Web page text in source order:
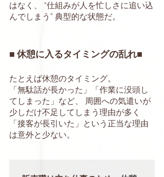
はなく、 “仕組みが人を忙しさに追い込
んでしまう” 典型的な状態だ。
■ 休憩に入るタイミングの乱れ■
たとえば休憩のタイミング。
「無駄話が長かった」「作業に没頭し
てしまった」など、 周囲への気遣いが
少しだけ不足してしまう理由が多く
「接客が長引いた」という正当な理由
は意外と少ない。